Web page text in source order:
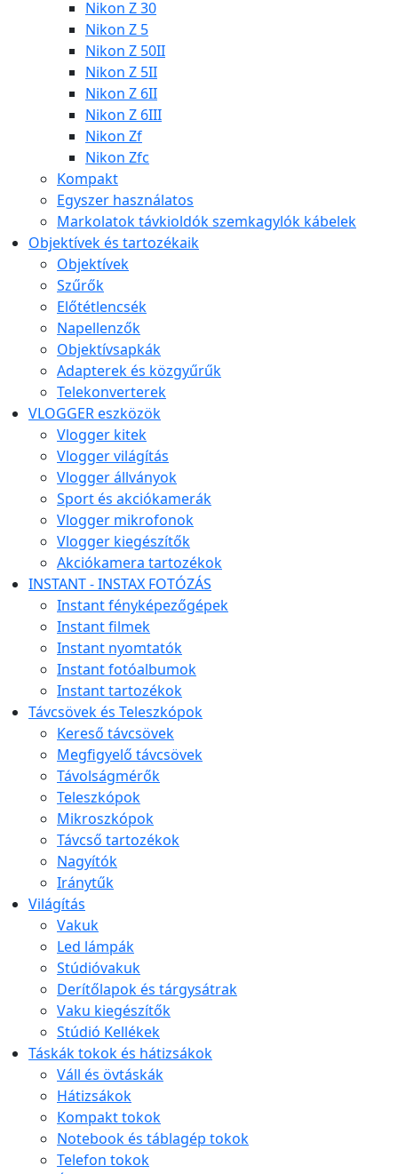
Nikon Z 30
Nikon Z 5
Nikon Z 50II
Nikon Z 5II
Nikon Z 6II
Nikon Z 6III
Nikon Zf
Nikon Zfc
Kompakt
Egyszer használatos
Markolatok távkioldók szemkagylók kábelek
Objektívek és tartozékaik
Objektívek
Szűrők
Előtétlencsék
Napellenzők
Objektívsapkák
Adapterek és közgyűrűk
Telekonverterek
VLOGGER eszközök
Vlogger kitek
Vlogger világítás
Vlogger állványok
Sport és akciókamerák
Vlogger mikrofonok
Vlogger kiegészítők
Akciókamera tartozékok
INSTANT - INSTAX FOTÓZÁS
Instant fényképezőgépek
Instant filmek
Instant nyomtatók
Instant fotóalbumok
Instant tartozékok
Távcsövek és Teleszkópok
Kereső távcsövek
Megfigyelő távcsövek
Távolságmérők
Teleszkópok
Mikroszkópok
Távcső tartozékok
Nagyítók
Iránytűk
Világítás
Vakuk
Led lámpák
Stúdióvakuk
Derítőlapok és tárgysátrak
Vaku kiegészítők
Stúdió Kellékek
Táskák tokok és hátizsákok
Váll és övtáskák
Hátizsákok
Kompakt tokok
Notebook és táblagép tokok
Telefon tokok